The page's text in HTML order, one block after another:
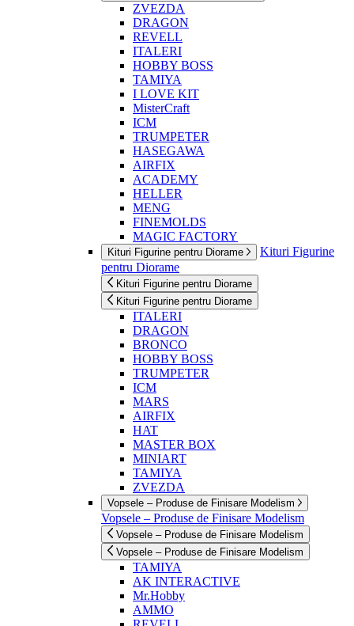
ZVEZDA
DRAGON
REVELL
ITALERI
HOBBY BOSS
TAMIYA
I LOVE KIT
MisterCraft
ICM
TRUMPETER
HASEGAWA
AIRFIX
ACADEMY
HELLER
MENG
FINEMOLDS
MAGIC FACTORY
Kituri Figurine pentru Diorame
Kituri Figurine
pentru Diorame
Kituri Figurine pentru Diorame
Kituri Figurine pentru Diorame
ITALERI
DRAGON
BRONCO
HOBBY BOSS
TRUMPETER
ICM
MARS
AIRFIX
HAT
MASTER BOX
MINIART
TAMIYA
ZVEZDA
Vopsele – Produse de Finisare Modelism
Vopsele – Produse de Finisare Modelism
Vopsele – Produse de Finisare Modelism
Vopsele – Produse de Finisare Modelism
TAMIYA
AK INTERACTIVE
Mr.Hobby
AMMO